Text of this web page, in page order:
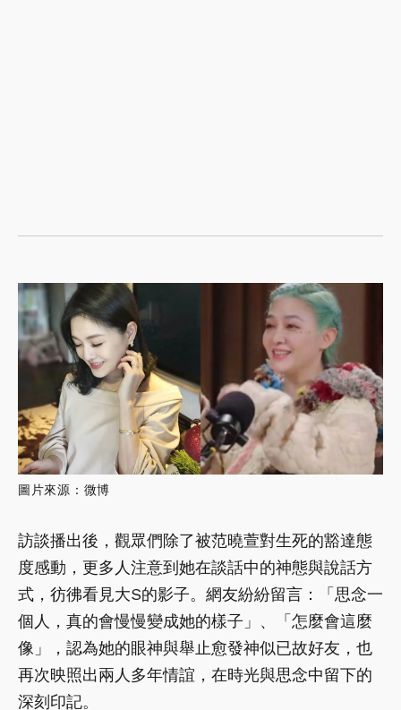
圖片來源：微博
訪談播出後，觀眾們除了被范曉萱對生死的豁達態
度感動，更多人注意到她在談話中的神態與說話方
式，彷彿看見大S的影子。網友紛紛留言：「思念一
個人，真的會慢慢變成她的樣子」、「怎麼會這麼
像」，認為她的眼神與舉止愈發神似已故好友，也
再次映照出兩人多年情誼，在時光與思念中留下的
深刻印記。